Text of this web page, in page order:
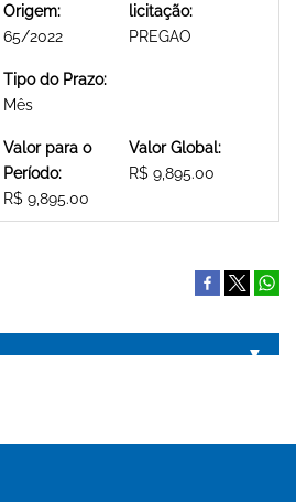
Origem:
65/2022
licitação:
PREGAO
Tipo do Prazo:
Mês
Valor para o
Período:
R$ 9,895.00
Valor Global:
R$ 9,895.00